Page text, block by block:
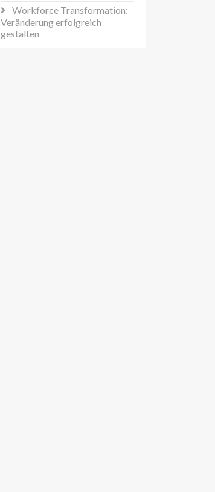
Workforce Transformation:
Veränderung erfolgreich
gestalten